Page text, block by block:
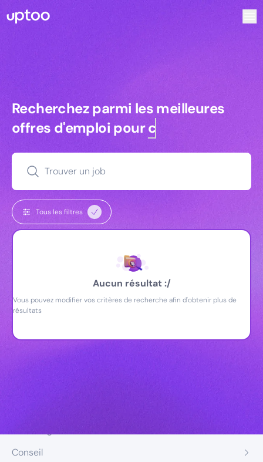
Recherchez parmi les meilleures
Recherchez parmi les meilleures
offres d'emploi pourcommerciaux
Trouver un job
Tous les filtres
Aucun résultat :/
Vous pouvez modifier vos critères de recherche afin d'obtenir plus de
résultats
Conseil